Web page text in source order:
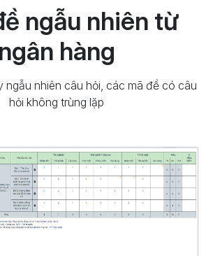
ngẫu nhiên từ
ngân hàng
ngẫu nhiên câu hỏi, các mã đề có câu
hỏi không trùng lặp